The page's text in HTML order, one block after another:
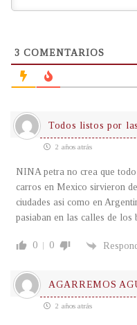
3 COMENTARIOS
Todos listos por
2 años atrás
NINA petra no crea que
carros en Mexico sirvieron
ciudades asi como en
pasiaban en las calles de
0 0
AGARREMOS
2 años atrás